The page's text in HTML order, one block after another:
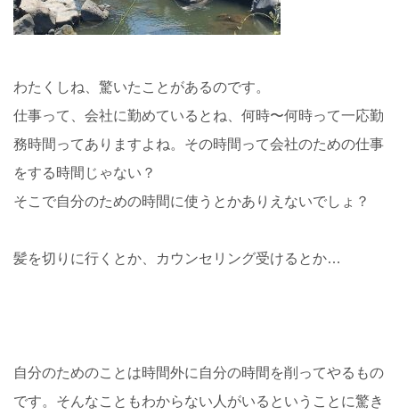
わたくしね、驚いたことがあるのです。
仕事って、会社に勤めているとね、何時〜何時って一応勤
務時間ってありますよね。その時間って会社のための仕事
をする時間じゃない？
そこで自分のための時間に使うとかありえないでしょ？
髪を切りに行くとか、カウンセリング受けるとか…
自分のためのことは時間外に自分の時間を削ってやるもの
です。そんなこともわからない人がいるということに驚き